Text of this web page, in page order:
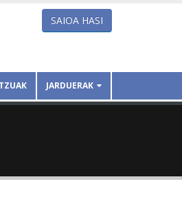
SAIOA HASI
JARDUERAK